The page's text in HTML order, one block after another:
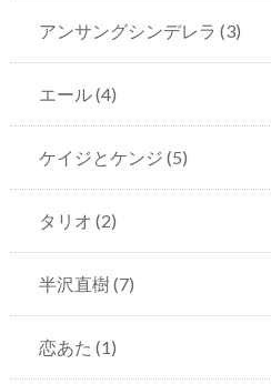
アンサングシンデレラ (3)
エール(4)
ケイジとケンジ (5)
タリオ (2)
半沢直樹(7)
恋あた (1)